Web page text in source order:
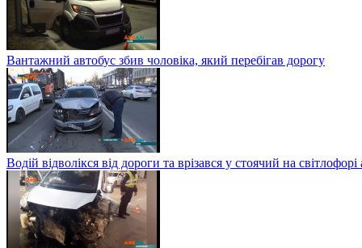
Вантажний автобус збив чоловіка, який перебігав дорогу
Водій відволікся від дороги та врізався у стоячий на світлофорі